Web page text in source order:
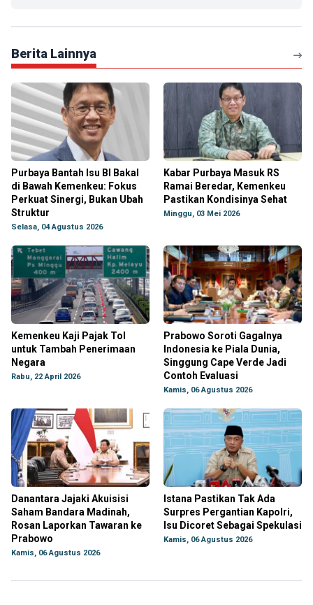
Berita Lainnya
Purbaya Bantah Isu BI Bakal
di Bawah Kemenkeu: Fokus
Perkuat Sinergi, Bukan Ubah
Struktur
Selasa, 04 Agustus 2026
Kabar Purbaya Masuk RS
Ramai Beredar, Kemenkeu
Pastikan Kondisinya Sehat
Minggu, 03 Mei 2026
Kemenkeu Kaji Pajak Tol
untuk Tambah Penerimaan
Negara
Rabu, 22 April 2026
Prabowo Soroti Gagalnya
Indonesia ke Piala Dunia,
Singgung Cape Verde Jadi
Contoh Evaluasi
Kamis, 06 Agustus 2026
Danantara Jajaki Akuisisi
Saham Bandara Madinah,
Rosan Laporkan Tawaran ke
Prabowo
Kamis, 06 Agustus 2026
Istana Pastikan Tak Ada
Surpres Pergantian Kapolri,
Isu Dicoret Sebagai Spekulasi
Kamis, 06 Agustus 2026